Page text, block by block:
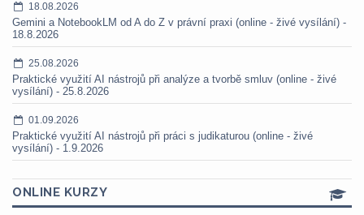
18.08.2026
Gemini a NotebookLM od A do Z v právní praxi (online - živé vysílání) -
18.8.2026
25.08.2026
Praktické využití AI nástrojů při analýze a tvorbě smluv (online - živé
vysílání) - 25.8.2026
01.09.2026
Praktické využití AI nástrojů při práci s judikaturou (online - živé
vysílání) - 1.9.2026
ONLINE KURZY